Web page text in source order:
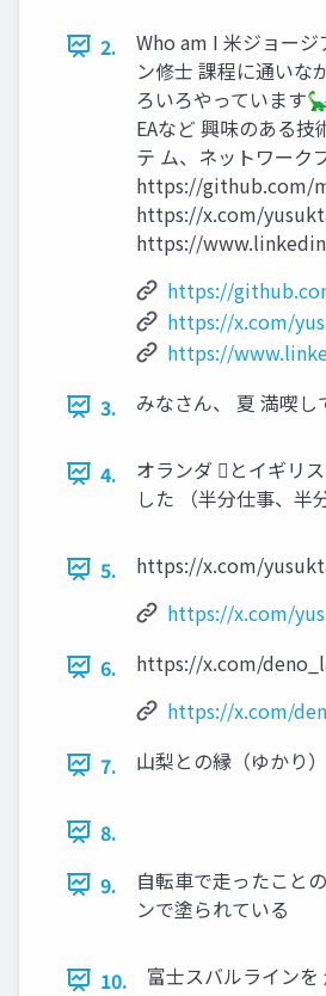
2.
Who am I 米ジョー
ン修士 課程に通いな
ろいろやっています
EAなど 興味のある
テ ム、ネットワーク
https://github.com/
https://x.com/
https://
https://
https://x.com/
https://
3.
みなさん、 夏 満喫し
4.
オランダ 󰐗とイギリ
した （半分仕事、半
5.
https://x.com/
https://x.com/
6.
https://x.com/
https://x.com/
7.
山梨との縁（ゆかり）
8.
9.
自転車で走ったこと
ンで塗られている
10. 富士スバルラインを